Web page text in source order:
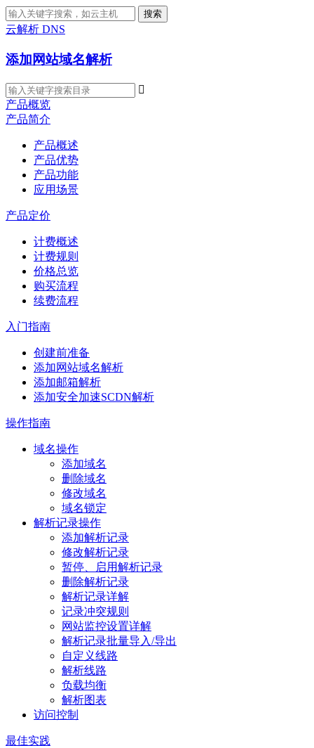
搜索
云解析 DNS
添加网站域名解析

产品概览
产品简介
产品概述
产品优势
产品功能
应用场景
产品定价
计费概述
计费规则
价格总览
购买流程
续费流程
入门指南
创建前准备
添加网站域名解析
添加邮箱解析
添加安全加速SCDN解析
操作指南
域名操作
添加域名
删除域名
修改域名
域名锁定
解析记录操作
添加解析记录
修改解析记录
暂停、启用解析记录
删除解析记录
解析记录详解
记录冲突规则
网站监控设置详解
解析记录批量导入/导出
自定义线路
解析线路
负载均衡
解析图表
访问控制
最佳实践